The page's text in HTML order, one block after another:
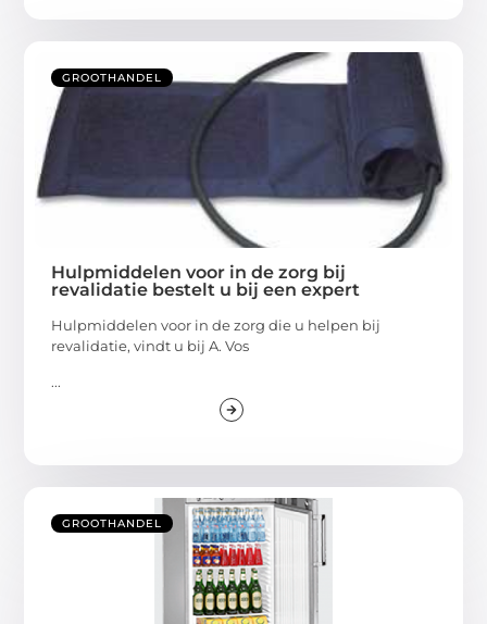
GROOTHANDEL
Hulpmiddelen voor in de zorg bij
revalidatie bestelt u bij een expert
Hulpmiddelen voor in de zorg die u helpen bij
revalidatie, vindt u bij A. Vos
...
GROOTHANDEL